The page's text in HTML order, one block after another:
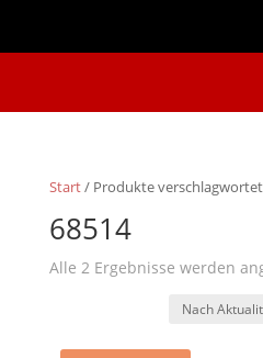
Start/ Produkte verschlagwortet
68514
Alle 2 Ergebnisse werden